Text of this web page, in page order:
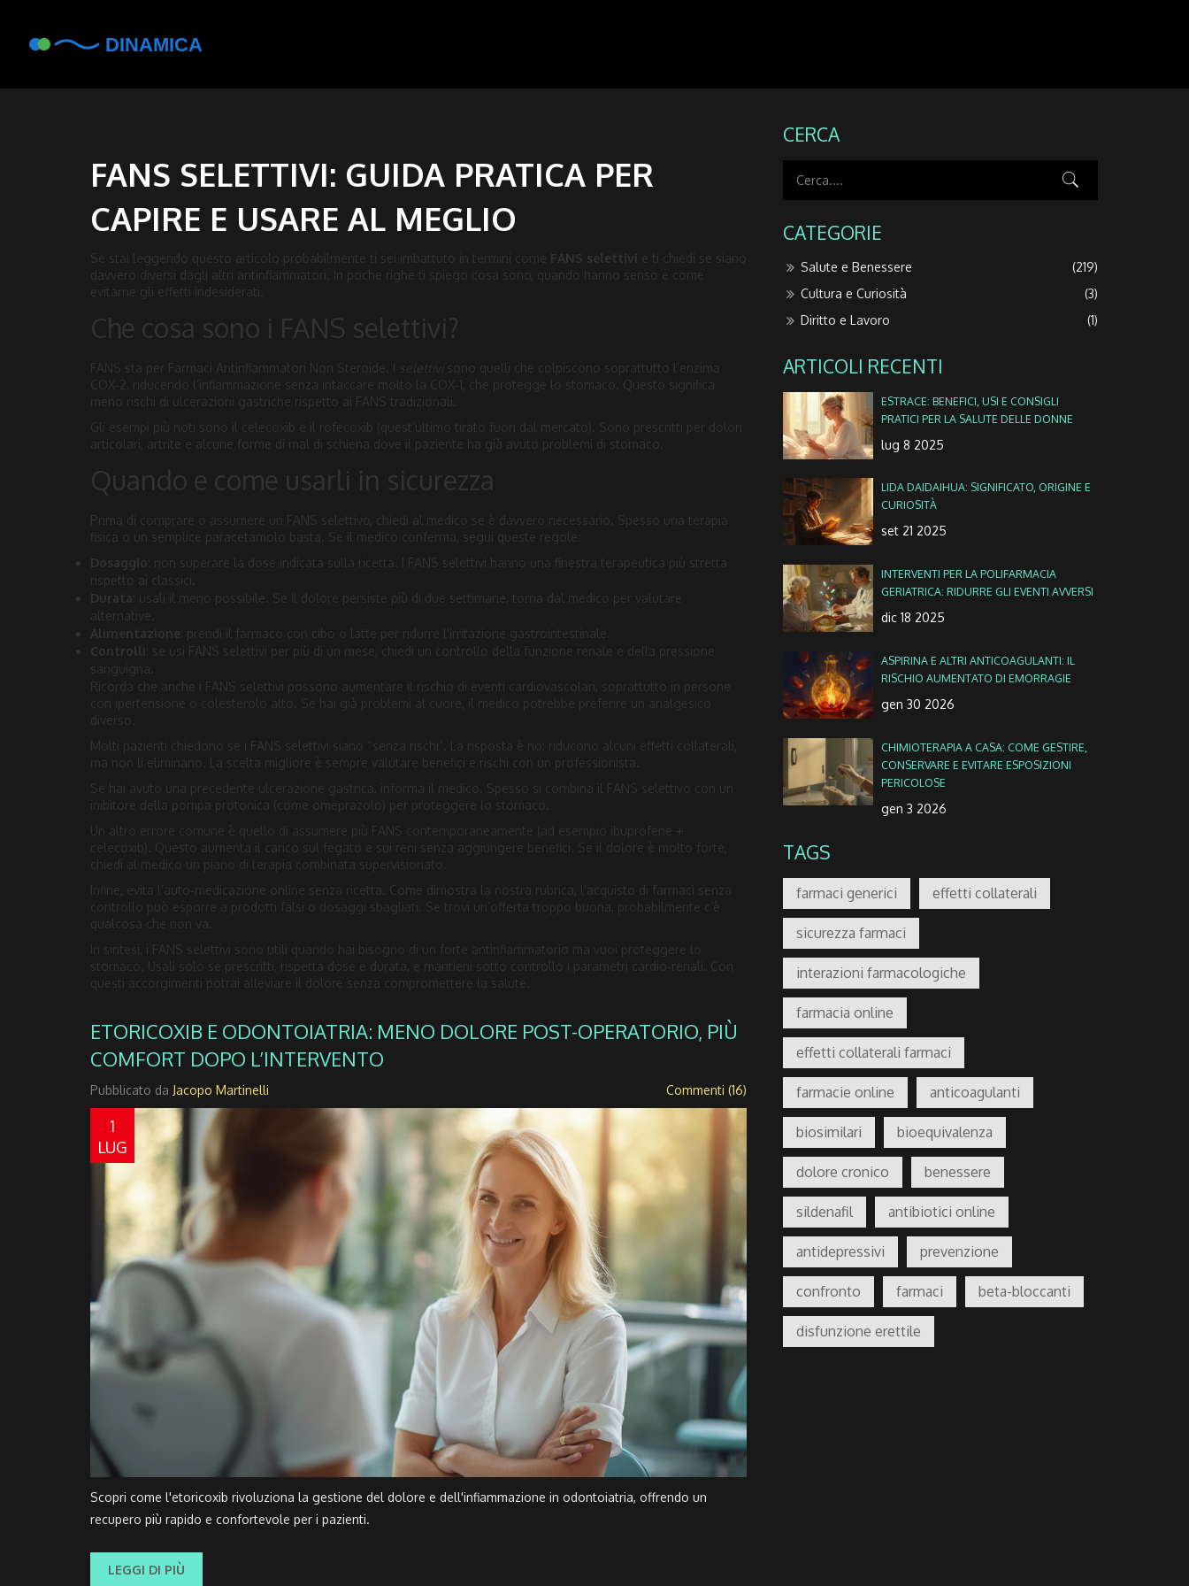
FANS SELETTIVI: GUIDA PRATICA PER
CAPIRE E USARE AL MEGLIO
Se stai leggendo questo articolo probabilmente ti sei imbattuto in termini come FANS selettivi e ti chiedi se siano
davvero diversi dagli altri antinfiammatori. In poche righe ti spiego cosa sono, quando hanno senso e come
evitarne gli effetti indesiderati.
Che cosa sono i FANS selettivi?
FANS sta per Farmaci Antinfiammatori Non Steroide. I selettivisono quelli che colpiscono soprattutto l’enzima
COX‑2, riducendo l’infiammazione senza intaccare molto la COX‑1, che protegge lo stomaco. Questo significa
meno rischi di ulcerazioni gastriche rispetto ai FANS tradizionali.
Gli esempi più noti sono il celecoxib e il rofecoxib (quest’ultimo tirato fuori dal mercato). Sono prescritti per dolori
articolari, artrite e alcune forme di mal di schiena dove il paziente ha già avuto problemi di stomaco.
Quando e come usarli in sicurezza
Prima di comprare o assumere un FANS selettivo, chiedi al medico se è davvero necessario. Spesso una terapia
fisica o un semplice paracetamolo basta. Se il medico conferma, segui queste regole:
Dosaggio: non superare la dose indicata sulla ricetta. I FANS selettivi hanno una finestra terapeutica più stretta
rispetto ai classici.
Durata: usali il meno possibile. Se il dolore persiste più di due settimane, torna dal medico per valutare
alternative.
Alimentazione: prendi il farmaco con cibo o latte per ridurre l'irritazione gastrointestinale.
Controlli: se usi FANS selettivi per più di un mese, chiedi un controllo della funzione renale e della pressione
sanguigna.
Ricorda che anche i FANS selettivi possono aumentare il rischio di eventi cardiovascolari, soprattutto in persone
con ipertensione o colesterolo alto. Se hai già problemi al cuore, il medico potrebbe preferire un analgesico
diverso.
Molti pazienti chiedono se i FANS selettivi siano “senza rischi”. La risposta è no: riducono alcuni effetti collaterali,
ma non li eliminano. La scelta migliore è sempre valutare benefici e rischi con un professionista.
Se hai avuto una precedente ulcerazione gastrica, informa il medico. Spesso si combina il FANS selettivo con un
inibitore della pompa protonica (come omeprazolo) per proteggere lo stomaco.
Un altro errore comune è quello di assumere più FANS contemporaneamente (ad esempio ibuprofene +
celecoxib). Questo aumenta il carico sul fegato e sui reni senza aggiungere benefici. Se il dolore è molto forte,
chiedi al medico un piano di terapia combinata supervisionato.
Infine, evita l’auto‑medicazione online senza ricetta. Come dimostra la nostra rubrica, l’acquisto di farmaci senza
controllo può esporre a prodotti falsi o dosaggi sbagliati. Se trovi un’offerta troppo buona, probabilmente c’è
qualcosa che non va.
In sintesi, i FANS selettivi sono utili quando hai bisogno di un forte antinfiammatorio ma vuoi proteggere lo
stomaco. Usali solo se prescritti, rispetta dose e durata, e mantieni sotto controllo i parametri cardio‑renali. Con
questi accorgimenti potrai alleviare il dolore senza compromettere la salute.
ETORICOXIB E ODONTOIATRIA: MENO DOLORE POST-OPERATORIO, PIÙ
COMFORT DOPO L’INTERVENTO
Pubblicato da Jacopo Martinelli Commenti (16)
1
LUG
Scopri come l'etoricoxib rivoluziona la gestione del dolore e dell'infiammazione in odontoiatria, offrendo un
recupero più rapido e confortevole per i pazienti.
LEGGI DI PIÙ
CERCA
CATEGORIE
Salute e Benessere
(219)
Cultura e Curiosità
(3)
Diritto e Lavoro
(1)
ARTICOLI RECENTI
ESTRACE: BENEFICI, USI E CONSIGLI
PRATICI PER LA SALUTE DELLE DONNE
lug 8 2025
LIDA DAIDAIHUA: SIGNIFICATO, ORIGINE E
CURIOSITÀ
set 21 2025
INTERVENTI PER LA POLIFARMACIA
GERIATRICA: RIDURRE GLI EVENTI AVVERSI
dic 18 2025
ASPIRINA E ALTRI ANTICOAGULANTI: IL
RISCHIO AUMENTATO DI EMORRAGIE
gen 30 2026
CHIMIOTERAPIA A CASA: COME GESTIRE,
CONSERVARE E EVITARE ESPOSIZIONI
PERICOLOSE
gen 3 2026
TAGS
farmaci generici effetti collaterali
sicurezza farmaci
interazioni farmacologiche
farmacia online
effetti collaterali farmaci
farmacie online anticoagulanti
biosimilari bioequivalenza
dolore cronico benessere
sildenafil antibiotici online
antidepressivi prevenzione
confronto farmaci beta-bloccanti
disfunzione erettile